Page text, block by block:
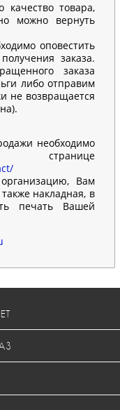
качество товара,
можно вернуть
оповестить
заказа.
заказа
либо отправим
не возвращается
необходимо
странице
Вам
накладная, в
печать Вашей